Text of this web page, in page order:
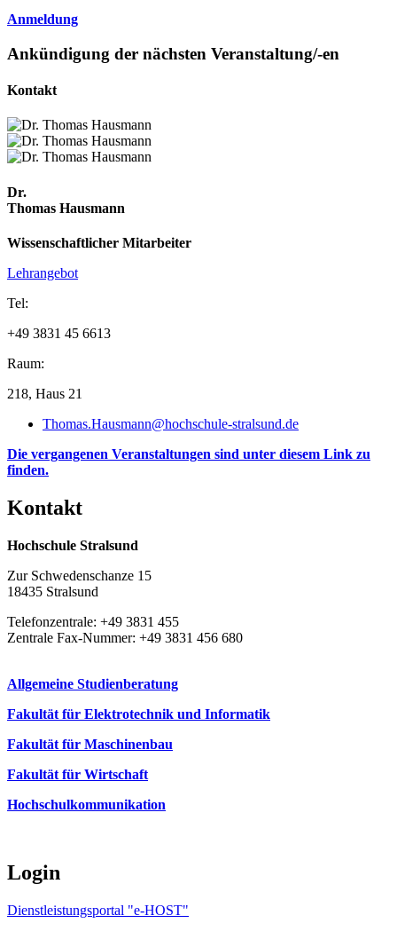
Anmeldung
An­kün­di­gung der nächs­ten Ver­an­stal­tung/-en
Kon­takt
Dr.
Thomas Hausmann
Wissenschaftlicher Mitarbeiter
Lehrangebot
Tel:
+49 3831 45 6613
Raum:
218, Haus 21
Thomas.Hausmann@hochschule-stralsund.de
Die vergangenen Veranstaltungen sind unter diesem Link zu
finden.
Kon­takt
Hochschule Stralsund
Zur Schwedenschanze 15
18435 Stralsund
Telefonzentrale: +49 3831 455
Zentrale Fax-Nummer: +49 3831 456 680
Allgemeine Studienberatung
Fakultät für Elektrotechnik und Informatik
Fakultät für Maschinenbau
Fakultät für Wirtschaft
Hochschulkommunikation
Login
Dienstleistungsportal "e-HOST"